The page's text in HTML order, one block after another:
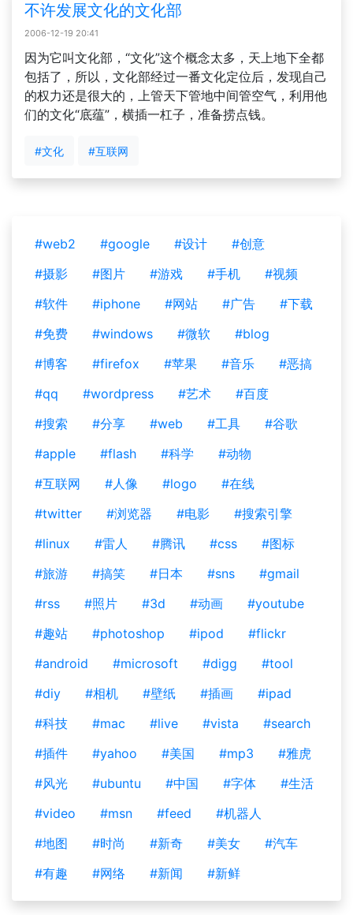
不许发展文化的文化部
2006-12-19 20:41
因为它叫文化部，“文化”这个概念太多，天上地下全都
包括了，所以，文化部经过一番文化定位后，发现自己
的权力还是很大的，上管天下管地中间管空气，利用他
们的文化“底蕴”，横插一杠子，准备捞点钱。
#文化 #互联网
#web2 #google #设计
#创意
#摄影
#图片 #游戏 #手机
#视频
#软件
#iphone #网站 #广告
#下载
#免费
#windows #微软
#blog
#博客
#firefox #苹果 #音乐
#恶搞
#qq
#wordpress #艺术
#百度
#搜索
#分享 #web #工具
#谷歌
#apple
#flash #科学
#动物
#互联网
#人像 #logo
#在线
#twitter
#浏览器 #电影
#搜索引擎
#linux
#雷人 #腾讯 #css
#图标
#旅游
#搞笑 #日本 #sns
#gmail
#rss
#照片 #3d #动画
#youtube
#趣站
#photoshop #ipod
#flickr
#android
#microsoft #digg
#tool
#diy
#相机 #壁纸 #插画
#ipad
#科技
#mac #live #vista
#search
#插件
#yahoo #美国 #mp3
#雅虎
#风光
#ubuntu #中国 #字体
#生活
#video
#msn #feed
#机器人
#地图
#时尚 #新奇 #美女
#汽车
#有趣
#网络 #新闻 #新鲜